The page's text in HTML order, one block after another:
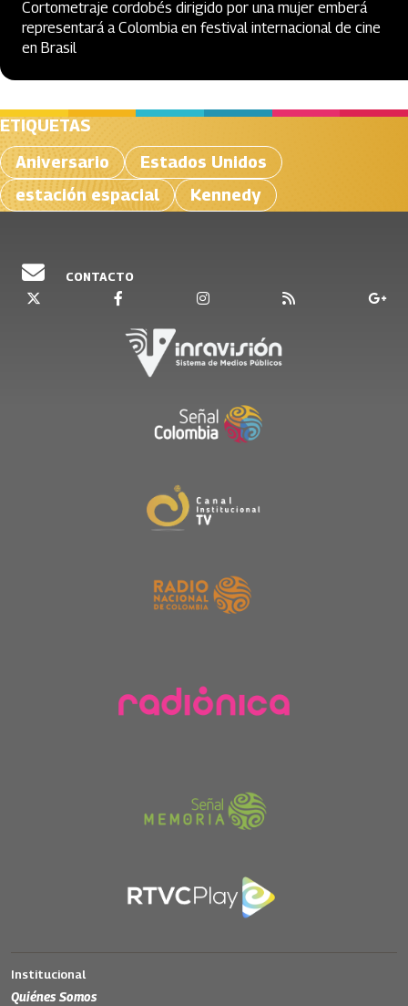
Cortometraje cordobés dirigido por una mujer emberá
representará a Colombia en festival internacional de cine
en Brasil
ETIQUETAS
Aniversario
Estados Unidos
estación espacial
Kennedy
CONTACTO
Institucional
Quiénes Somos